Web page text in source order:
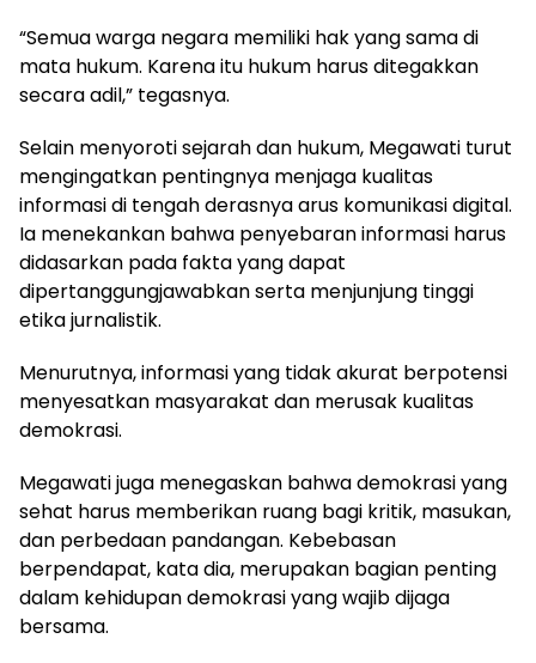
“Semua warga negara memiliki hak yang sama di
mata hukum. Karena itu hukum harus ditegakkan
secara adil,” tegasnya.
Selain menyoroti sejarah dan hukum, Megawati turut
mengingatkan pentingnya menjaga kualitas
informasi di tengah derasnya arus komunikasi digital.
Ia menekankan bahwa penyebaran informasi harus
didasarkan pada fakta yang dapat
dipertanggungjawabkan serta menjunjung tinggi
etika jurnalistik.
Menurutnya, informasi yang tidak akurat berpotensi
menyesatkan masyarakat dan merusak kualitas
demokrasi.
Megawati juga menegaskan bahwa demokrasi yang
sehat harus memberikan ruang bagi kritik, masukan,
dan perbedaan pandangan. Kebebasan
berpendapat, kata dia, merupakan bagian penting
dalam kehidupan demokrasi yang wajib dijaga
bersama.